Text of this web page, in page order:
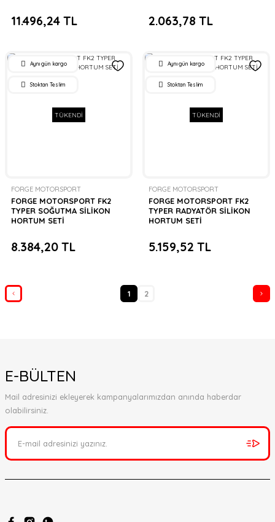
11.496,24 TL 2.063,78 TL
TÜKENDİ
Aynı gün kargo
Stoktan Teslim
FORGE MOTORSPORT
FORGE MOTORSPORT FK2
TYPER SOĞUTMA SİLİKON
HORTUM SETİ
8.384,20 TL
TÜKENDİ
Aynı gün kargo
Stoktan Teslim
FORGE MOTORSPORT
FORGE MOTORSPORT FK2
TYPER RADYATÖR SİLİKON
HORTUM SETİ
5.159,52 TL
1 2
E-BÜLTEN
Mail adresinizi ekleyerek kampanyalarımızdan anında haberdar
olabilirsiniz.